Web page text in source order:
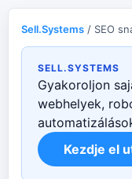
Sell.Systems / SEO
SELL.SYSTEMS
Gyakoroljon
webhelyek,
Kezdje el